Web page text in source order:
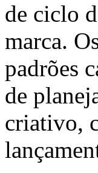
de ciclo
marca.
padrões
de
criativo,